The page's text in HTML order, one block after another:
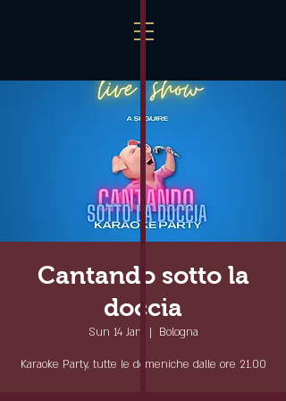
Cantando sotto la
doccia
Sun 14 Jan
  |
Bologna
Karaoke Party, tutte le domeniche dalle ore 21.00